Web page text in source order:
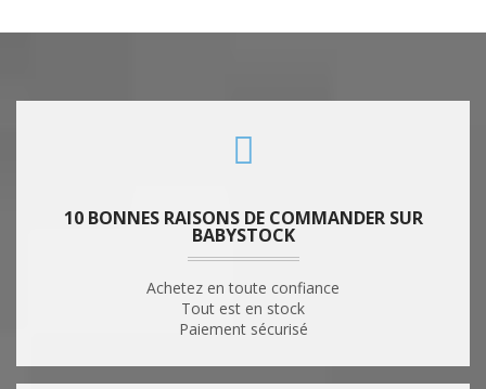
10 BONNES RAISONS DE COMMANDER SUR
BABYSTOCK
Achetez en toute confiance
Tout est en stock
Paiement sécurisé